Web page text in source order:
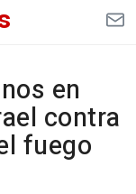
en
contra
fuego